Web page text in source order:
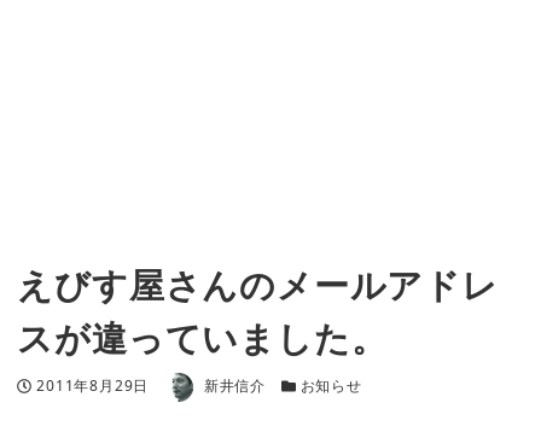
えびす屋さんのメールアドレ
スが違っていました。
投稿日
2011年8月29日 著者 新井信介 カテゴリー
お知らせ